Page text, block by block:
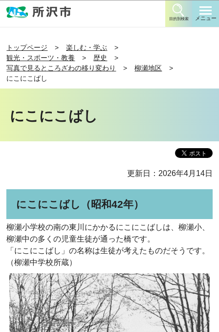
目的別検索 メニュー
トップページ
楽しむ・学ぶ
観光・スポーツ・教養
歴史
写真で見るところざわの移り変わり
柳瀬地区
にこにこばし
にこにこばし
更新日：2026年4月14日
にこにこばし（昭和42年）
柳瀬小学校の南の東川にかかるにこにこばしは、柳瀬小、
柳瀬中の多くの児童生徒が通った橋です。
「にこにこばし」の名称は生徒が考えたものだそうです。
（柳瀬中学校所蔵）